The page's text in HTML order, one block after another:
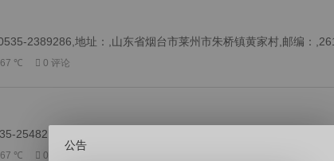
2389286,地址：,山东省烟台市莱州市朱桥镇黄家村,邮编：
℃ 0 评论
2548218,地址：,山东省莱州市店子镇文昌路,邮编：,261425...
℃ 0 评论
公告